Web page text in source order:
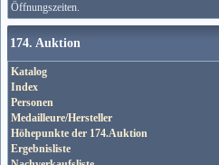
Öffnungszeiten.
174. Auktion
Katalog
Index
Personen
Medailleure/Hersteller
Höhepunkte der 174.Auktion
Ergebnisliste